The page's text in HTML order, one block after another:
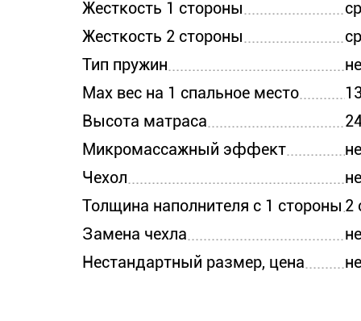
Жесткость 1 стороны
Жесткость 2 стороны
Тип пружин
Max вес на 1 спальное место
Высота матраса
Микромассажный эффект
Чехол
Толщина наполнителя с 1 стороны 2
Замена чехла
Нестандартный размер, цена